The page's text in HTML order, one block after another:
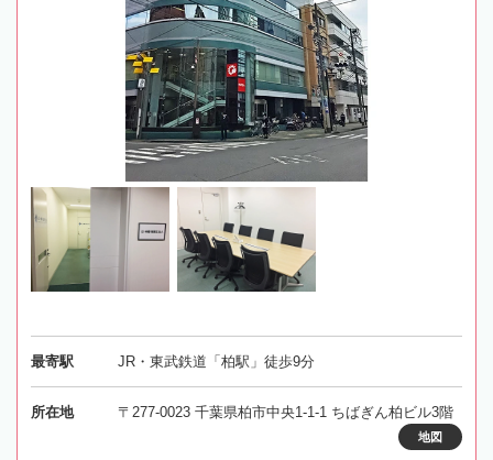
最寄駅 JR・東武鉄道「柏駅」徒歩9分
所在地 〒277-0023 千葉県柏市中央1-1-1 ちばぎん柏ビル3階
地図